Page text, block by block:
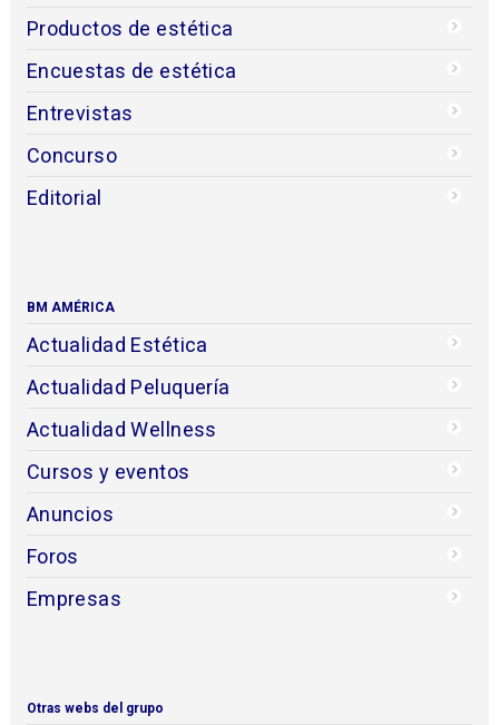
Productos de estética
Encuestas de estética
Entrevistas
Concurso
Editorial
BM AMÉRICA
Actualidad Estética
Actualidad Peluquería
Actualidad Wellness
Cursos y eventos
Anuncios
Foros
Empresas
Otras webs del grupo